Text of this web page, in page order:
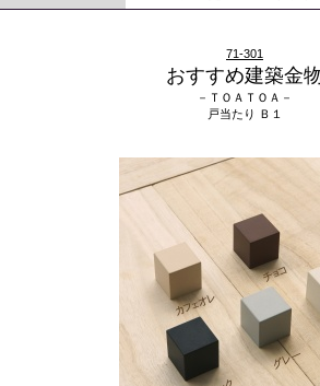
71-301
おすすめ建築金
－ＴＯＡＴＯＡ－
戸当たり Ｂ１